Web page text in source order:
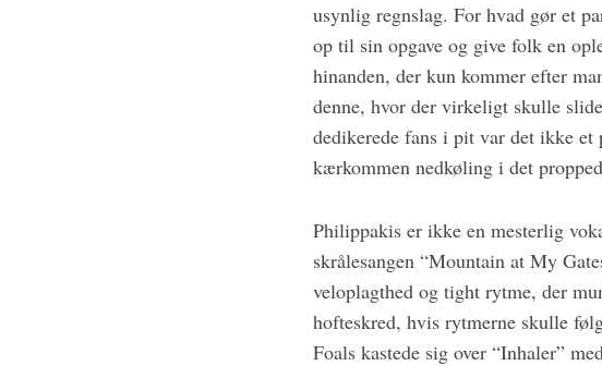
usynlig regnslag. For hvad gør et
op til sin opgave og give folk en
hinanden, der kun kommer efter
denne, hvor der virkeligt skulle
dedikerede fans i pit var det ikke
kærkommen nedkøling i det
Philippakis er ikke en mesterlig
skrålesangen “Mountain at My
veloplagthed og tight rytme, der
hofteskred, hvis rytmerne skulle
Foals kastede sig over “Inhaler”